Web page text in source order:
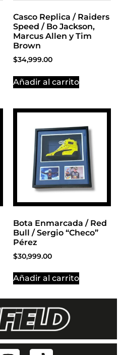
Casco Replica / Raiders
Speed / Bo Jackson,
Marcus Allen y Tim
Brown
$34,999.00
Añadir al carrito
Bota Enmarcada / Red
Bull / Sergio “Checo”
Pérez
$30,999.00
Añadir al carrito